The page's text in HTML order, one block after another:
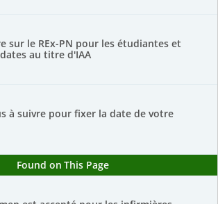
sur le REx-PN pour les étudiantes et
au titre d'IAA
à suivre pour fixer la date de votre
Found on This Page